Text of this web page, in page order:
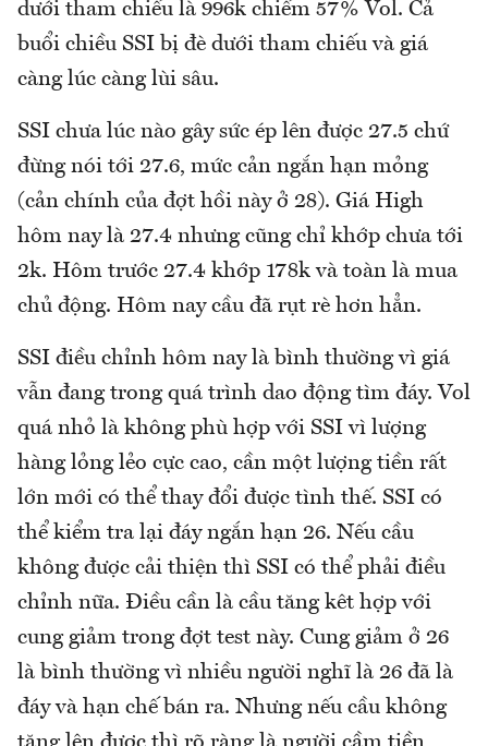
dưới tham chiếu là 996k chiếm 57% Vol. Cả
buổi chiều SSI bị đè dưới tham chiếu và giá
càng lúc càng lùi sâu.
SSI chưa lúc nào gây sức ép lên được 27.5 chứ
đừng nói tới 27.6, mức cản ngắn hạn mỏng
(cản chính của đợt hồi này ở 28). Giá High
hôm nay là 27.4 nhưng cũng chỉ khớp chưa tới
2k. Hôm trước 27.4 khớp 178k và toàn là mua
chủ động. Hôm nay cầu đã rụt rè hơn hẳn.
SSI điều chỉnh hôm nay là bình thường vì giá
vẫn đang trong quá trình dao động tìm đáy. Vol
quá nhỏ là không phù hợp với SSI vì lượng
hàng lỏng lẻo cực cao, cần một lượng tiền rất
lớn mới có thể thay đổi được tình thế. SSI có
thể kiểm tra lại đáy ngắn hạn 26. Nếu cầu
không được cải thiện thì SSI có thể phải điều
chỉnh nữa. Điều cần là cầu tăng kêt hợp với
cung giảm trong đợt test này. Cung giảm ở 26
là bình thường vì nhiều người nghĩ là 26 đã là
đáy và hạn chế bán ra. Nhưng nếu cầu không